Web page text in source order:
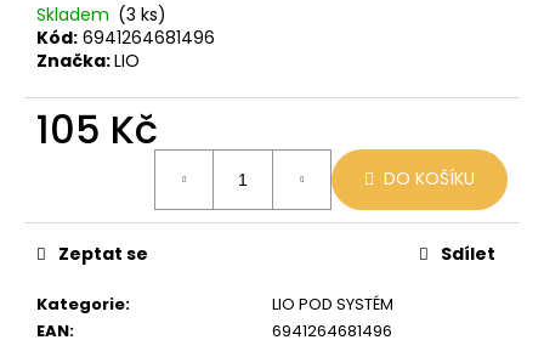
Skladem (3 ks)
Kód: 6941264681496
Značka:LIO
105 Kč
DO KOŠÍKU
Kategorie:
LIO POD SYSTÉM
EAN: 6941264681496
Zeptat se Sdílet
m
e
VENIX
PRO
Původně:
Kč